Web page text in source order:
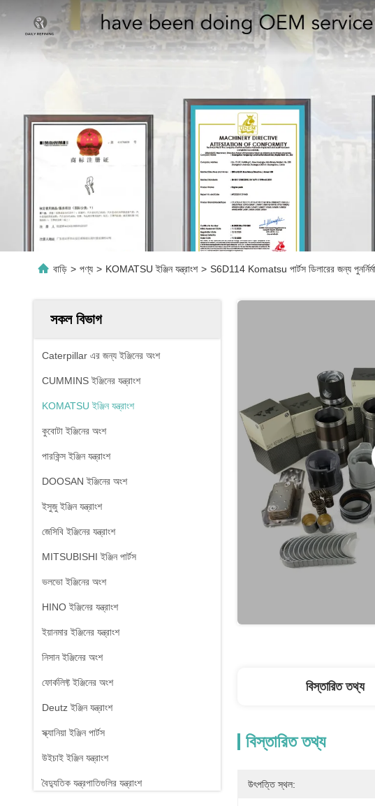
বাড়ি > পণ্য > KOMATSU ইঞ্জিন যন্ত্রাংশ > S6D114 Komatsu পার্টস ডিলারের জন্য
সকল বিভাগ
Caterpillar এর জন্য ইঞ্জিনের অংশ
CUMMINS ইঞ্জিনের যন্ত্রাংশ
KOMATSU ইঞ্জিন যন্ত্রাংশ
কুবোটা ইঞ্জিনের অংশ
পারকিন্স ইঞ্জিন যন্ত্রাংশ
DOOSAN ইঞ্জিনের অংশ
ইসুজু ইঞ্জিন যন্ত্রাংশ
জেসিবি ইঞ্জিনের যন্ত্রাংশ
MITSUBISHI ইঞ্জিন পার্টস
ভলভো ইঞ্জিনের অংশ
HINO ইঞ্জিনের যন্ত্রাংশ
ইয়ানমার ইঞ্জিনের যন্ত্রাংশ
নিসান ইঞ্জিনের অংশ
ফোর্কলিফ্ট ইঞ্জিনের অংশ
Deutz ইঞ্জিন যন্ত্রাংশ
স্ক্যানিয়া ইঞ্জিন পার্টস
উইচাই ইঞ্জিন যন্ত্রাংশ
বৈদ্যুতিক যন্ত্রপাতিগুলির যন্ত্রাংশ
বিস্তারিত তথ্য
বিস্তারিত তথ্য
উৎপত্তি স্থল: